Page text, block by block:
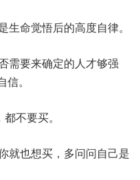
命觉悟后的高度自律。
需要来确定的人才够强
。
不要买。
就也想买，多问问自己是